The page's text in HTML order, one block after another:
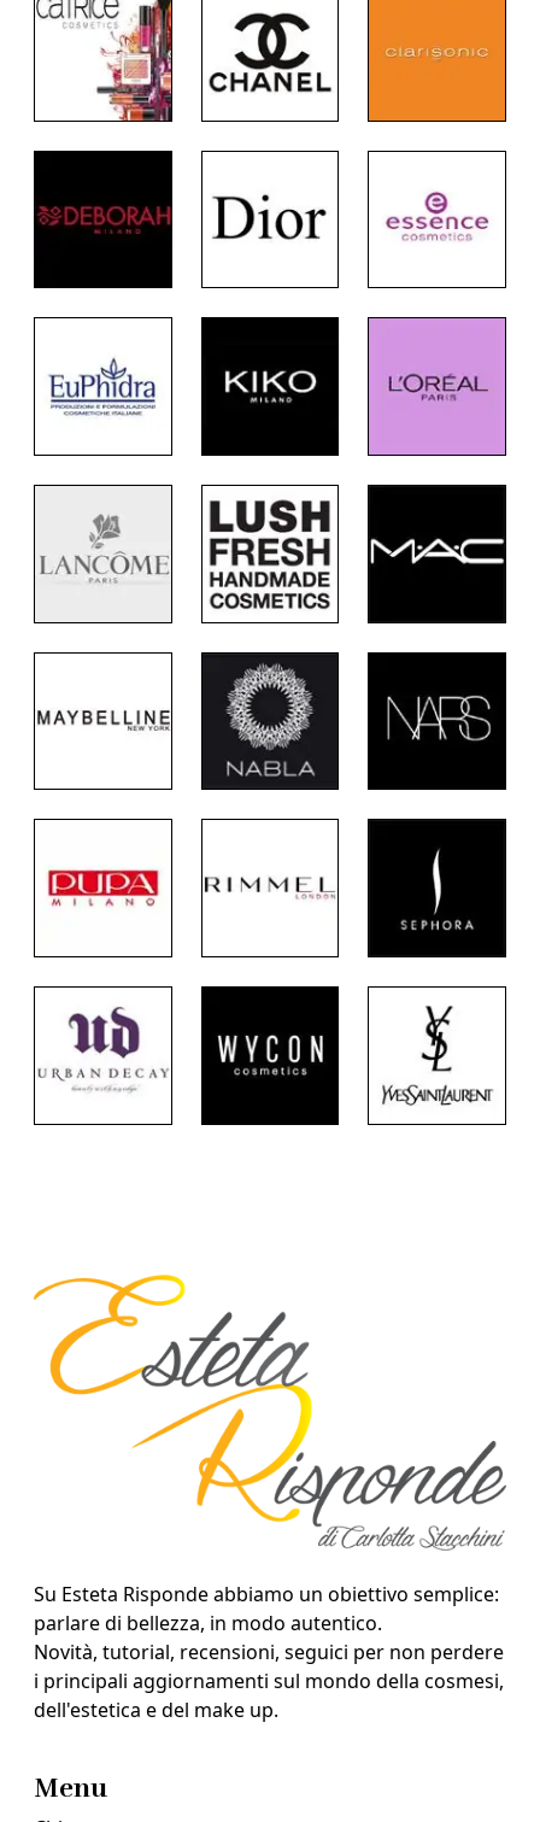
Su Esteta Risponde abbiamo un obiettivo semplice:
parlare di bellezza, in modo autentico.
Novità, tutorial, recensioni, seguici per non perdere
i principali aggiornamenti sul mondo della cosmesi,
dell'estetica e del make up.
Menu